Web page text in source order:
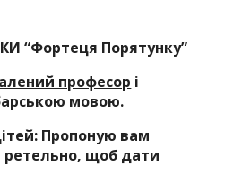
“Фортеця Порятунку”
професор і
мовою.
Пропоную вам
ретельно, щоб дати